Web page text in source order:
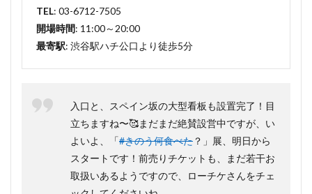
TEL: 03-6712-7505
開場時間: 11:00～20:00
最寄駅: 渋谷駅ハチ公口より徒歩5分
入口と、スペイン坂の大型看板も設置完了！目
立ちますね〜🥰まだまだ絶賛設営中ですが、い
よいよ、「#きのう何食べた ？」展、明日から
スタートです！前売りチケットも、まだ若干お
取扱いあるようですので、ローチケさんをチェ